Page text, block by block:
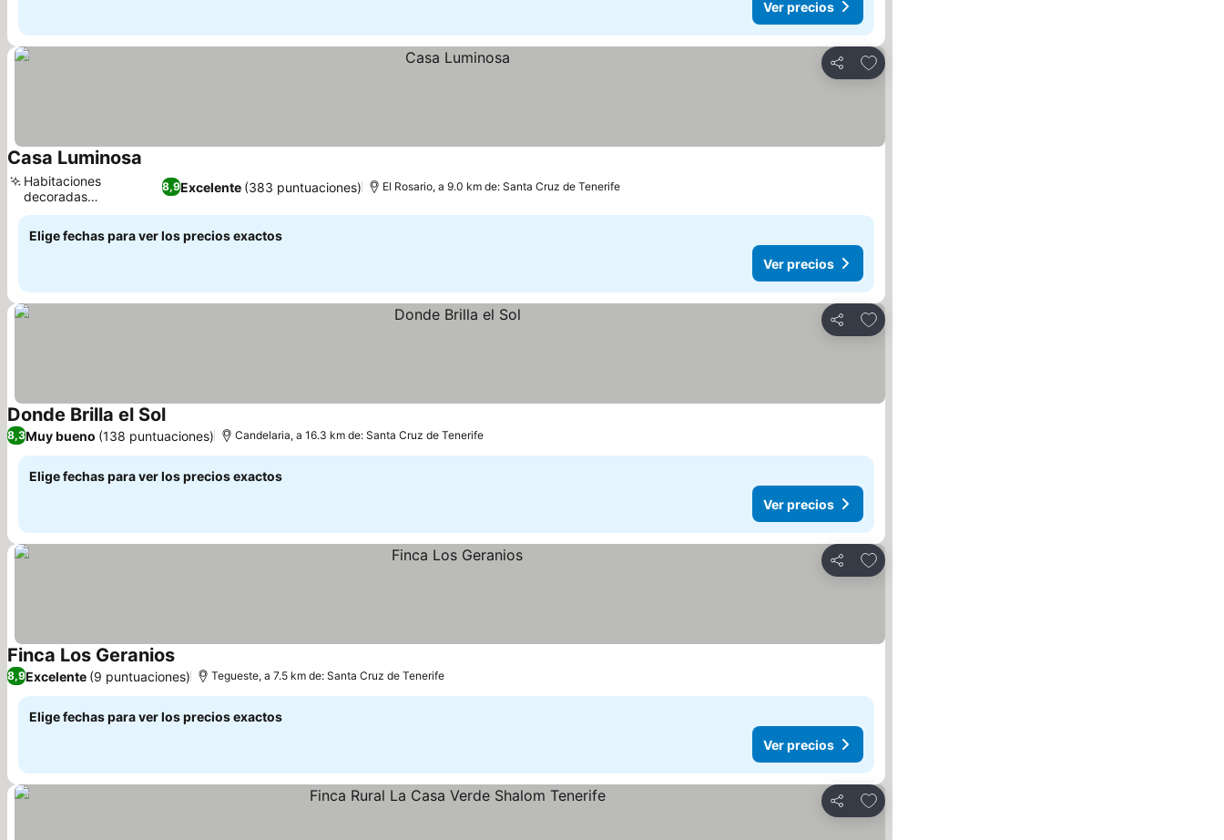
Ver precios
Compartir
Agregar a favoritos
Casa Luminosa
8,9Excelente (383 puntuaciones)
Habitaciones
decoradas
individualmente
El Rosario, a 9.0 km de: Santa Cruz de Tenerife
Elige fechas para ver los precios exactos
Ver precios
Compartir
Agregar a favoritos
Donde Brilla el SolVer precios
8,3Muy bueno (138 puntuaciones) Candelaria, a 16.3 km de: Santa Cruz de Tenerife
Elige fechas para ver los precios exactos
Ver precios
Compartir
Agregar a favoritos
Finca Los GeraniosVer precios
8,9Excelente (9 puntuaciones) Tegueste, a 7.5 km de: Santa Cruz de Tenerife
Elige fechas para ver los precios exactos
Ver precios
Compartir
Agregar a favoritos